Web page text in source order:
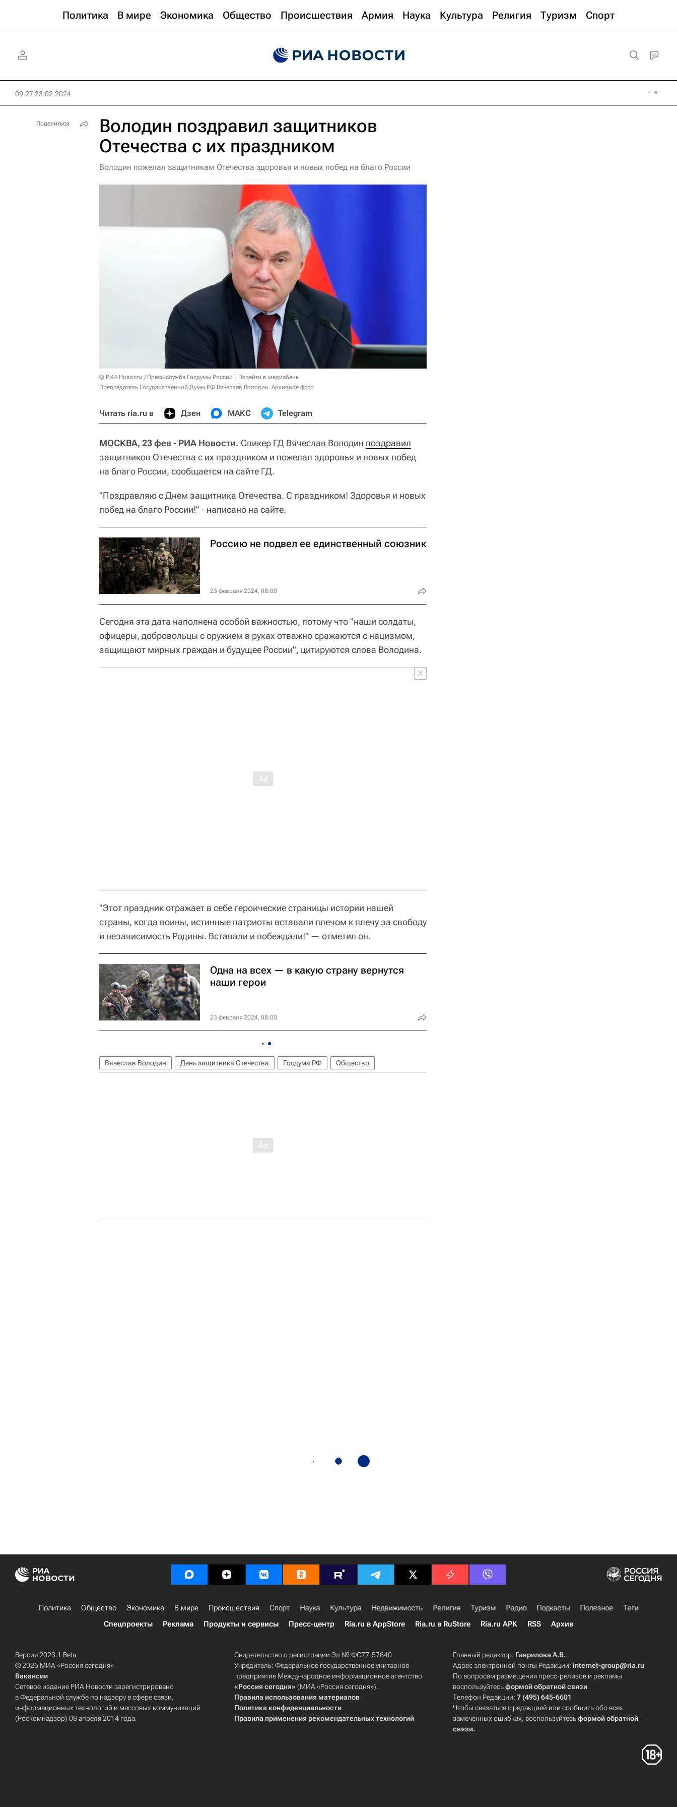
Политика В мире Экономика Общество Происшествия Армия Наука Культура Религия Туризм Спорт
09:27 23.02.2024
Володин поздравил защитников
Отечества с их праздником
Володин пожелал защитникам Отечества здоровья и новых побед на благо России
© РИА Новости / Пресс-служба Госдумы России
Перейти в медиабанк
Председатель Государственной Думы РФ Вячеслав Володин. Архивное фото
Читать ria.ru в Дзен МАКС Telegram
МОСКВА, 23 фев - РИА Новости. Спикер ГД Вячеслав Володин поздравил
защитников Отечества с их праздником и пожелал здоровья и новых побед
на благо России, сообщается на сайте ГД.
"Поздравляю с Днем защитника Отечества. С праздником! Здоровья и новых
побед на благо России!" - написано на сайте.
Россию не подвел ее единственный союзник
23 февраля 2024, 08:00
Сегодня эта дата наполнена особой важностью, потому что "наши солдаты,
офицеры, добровольцы с оружием в руках отважно сражаются с нацизмом,
защищают мирных граждан и будущее России", цитируются слова Володина.
"Этот праздник отражает в себе героические страницы истории нашей
страны, когда воины, истинные патриоты вставали плечом к плечу за свободу
и независимость Родины. Вставали и побеждали!" — отметил он.
Одна на всех — в какую страну вернутся
наши герои
23 февраля 2024, 08:00
Вячеслав Володин День защитника Отечества Госдума РФ Общество
Поделиться
Политика Общество Экономика В мире Происшествия Спорт Наука Культура Недвижимость Религия Туризм Радио Подкасты Полезное
Теги
Спецпроекты
Реклама Продукты и сервисы Пресс-центр Ria.ru в AppStore Ria.ru в RuStore Ria.ru APK RSS Архив
Версия 2023.1 Beta
© 2026 МИА «Россия сегодня»
Вакансии
Сетевое издание РИА Новости зарегистрировано
в Федеральной службе по надзору в сфере связи,
информационных технологий и массовых коммуникаций
(Роскомнадзор) 08 апреля 2014 года.
Свидетельство о регистрации Эл № ФС77-57640
Учредитель: Федеральное государственное унитарное
предприятие Международное информационное агентство
«Россия сегодня» (МИА «Россия сегодня»).
Правила использования материалов
Политика конфиденциальности
Правила применения рекомендательных технологий
Главный редактор: Гаврилова А.В.
Адрес электронной почты Редакции:internet-group@ria.ru
По вопросам размещения пресс-релизов и рекламы
воспользуйтесьформой обратной связи
Телефон Редакции:7 (495) 645-6601
Чтобы связаться с редакцией или сообщить обо всех
замеченных ошибках, воспользуйтесьформой обратной
связи.